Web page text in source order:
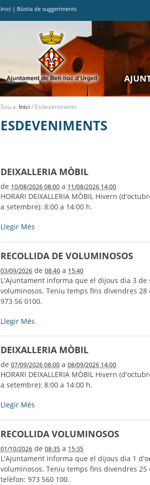
Inici | Bústia de suggeriments
Sou a: Inici / Esdeveniments
ESDEVENIMENTS
DEIXALLERIA MÒBIL
de 10/08/2026 08:00 a 11/08/2026 14:00
HORARI DEIXALLERIA MÒBIL Hivern
a setembre): 8:00 a 14:00 h.
DEIXALLERIA
Llegir Més
RECOLLIDA DE VOLUMINOSOS
03/09/2026 de08:40 a 15:40
L'Ajuntament informa que el dijous dia 3
voluminosos. Teniu temps fins divendres
973 56 0100.
RECOLLIDA
-
Llegir Més
DEIXALLERIA MÒBIL
de07/09/2026 08:00 a08/09/2026 14:00
HORARI DEIXALLERIA MÒBIL Hivern
a setembre): 8:00 a 14:00 h.
DEIXALLERIA
Llegir Més
RECOLLIDA VOLUMINOSOS
01/10/2026 de08:35 a 15:35
L'Ajuntament informa que el dijous dia 1
voluminosos. Teniu temps fins divendres
telèfon: 973 560 100.